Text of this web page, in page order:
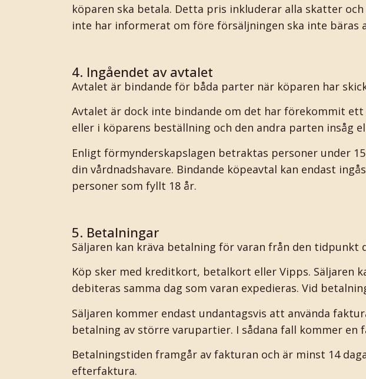
köparen ska betala. Detta pris inkluderar alla skatter
inte har informerat om före försäljningen ska inte bäras
4. Ingåendet av avtalet
Avtalet är bindande för båda parter när köparen har
Avtalet är dock inte bindande om det har förekommit
eller i köparens beställning och den andra parten insåg
Enligt förmynderskapslagen betraktas personer under
din vårdnadshavare. Bindande köpeavtal kan endast
personer som fyllt 18 år.
5. Betalningar
Säljaren kan kräva betalning för varan från den tidpunkt
Köp sker med kreditkort, betalkort eller Vipps. Säljaren
debiteras samma dag som varan expedieras. Vid
Säljaren kommer endast undantagsvis att använda
betalning av större varupartier. I sådana fall kommer
Betalningstiden framgår av fakturan och är minst 14
efterfaktura.